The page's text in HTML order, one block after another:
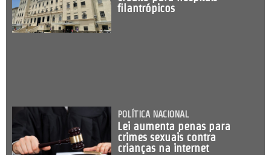
filantrópicos
POLÍTICA NACIONAL
Lei aumenta penas para
crimes sexuais contra
crianças na internet